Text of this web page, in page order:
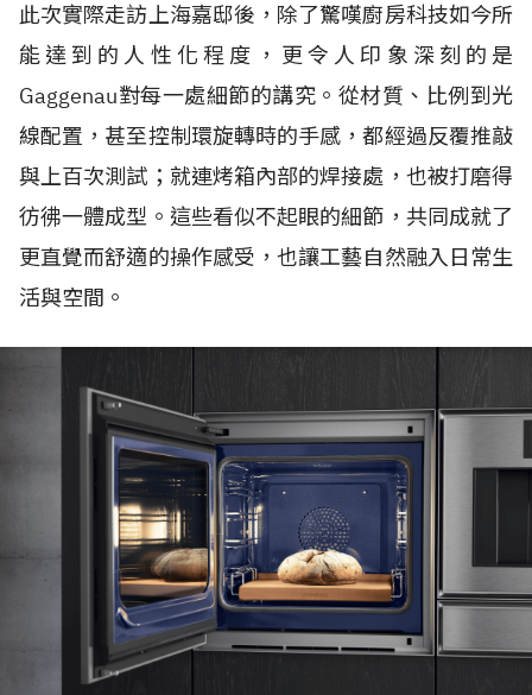
此次實際走訪上海嘉邸後，除了驚嘆廚房科技如今所
能達到的人性化程度，更令人印象深刻的是
Gaggenau對每一處細節的講究。從材質、比例到光
線配置，甚至控制環旋轉時的手感，都經過反覆推敲
與上百次測試；就連烤箱內部的焊接處，也被打磨得
彷彿一體成型。這些看似不起眼的細節，共同成就了
更直覺而舒適的操作感受，也讓工藝自然融入日常生
活與空間。